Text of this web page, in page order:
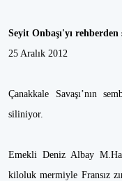
Seyit Onbaşı'yı
25 Aralık 2012
Çanakkale Savaşı’nın
siliniyor.
Emekli Deniz Albay
kiloluk mermiyle Fransız